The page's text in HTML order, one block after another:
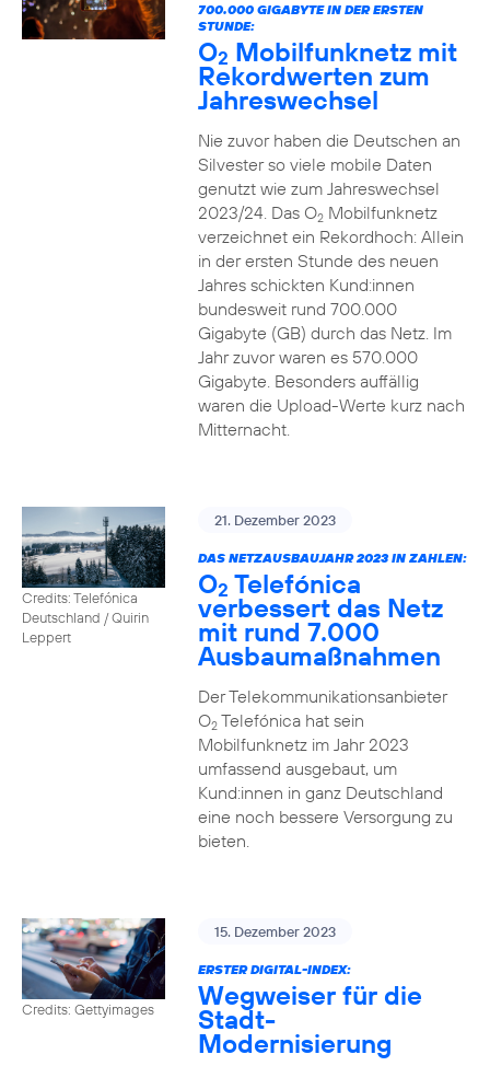
700.000 GIGABYTE IN DER ERSTEN
STUNDE:
O2 Mobilfunknetz mit
Rekordwerten zum
Jahreswechsel
Nie zuvor haben die Deutschen an
Silvester so viele mobile Daten
genutzt wie zum Jahreswechsel
2023/24. Das O2Mobilfunknetz
verzeichnet ein Rekordhoch: Allein
in der ersten Stunde des neuen
Jahres schickten Kund:innen
bundesweit rund 700.000
Gigabyte (GB) durch das Netz. Im
Jahr zuvor waren es 570.000
Gigabyte. Besonders auffällig
waren die Upload-Werte kurz nach
Mitternacht.
Credits: Telefónica
Deutschland / Quirin
Leppert
21. Dezember 2023
DAS NETZAUSBAUJAHR 2023 IN ZAHLEN:
O2 Telefónica
verbessert das Netz
mit rund 7.000
Ausbaumaßnahmen
Der Telekommunikationsanbieter
O2Telefónica hat sein
Mobilfunknetz im Jahr 2023
umfassend ausgebaut, um
Kund:innen in ganz Deutschland
eine noch bessere Versorgung zu
bieten.
Credits: Gettyimages
15. Dezember 2023
ERSTER DIGITAL-INDEX:
Wegweiser für die
Stadt-
Modernisierung